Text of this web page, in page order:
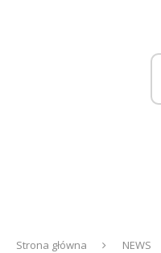
Strona główna NEWS